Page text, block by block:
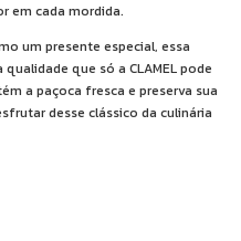
em cada mordida.
um presente especial, essa
que só a CLAMEL pode
a paçoca fresca e preserva sua
desse clássico da culinária